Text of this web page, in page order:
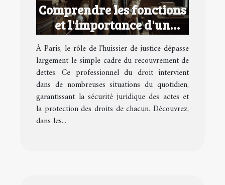
Comprendre les fonctions
et l'importance d'un
huissier de justice à Paris
À Paris, le rôle de l’huissier de justice dépasse
largement le simple cadre du recouvrement de
dettes. Ce professionnel du droit intervient
dans de nombreuses situations du quotidien,
garantissant la sécurité juridique des actes et
la protection des droits de chacun. Découvrez,
dans les...